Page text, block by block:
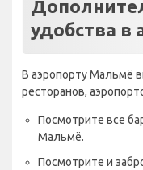
удобства в
В аэропорту Мальмё
ресторанов,
Посмотрите все
Мальмё.
Посмотрите и